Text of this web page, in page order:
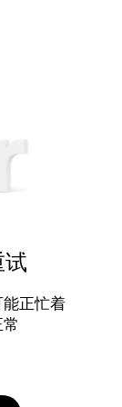
试
正忙着